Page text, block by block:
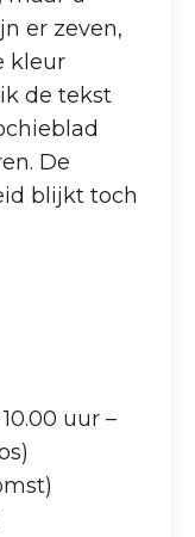
er zeven,
kleur
ik de tekst
De
blijkt toch
uur –